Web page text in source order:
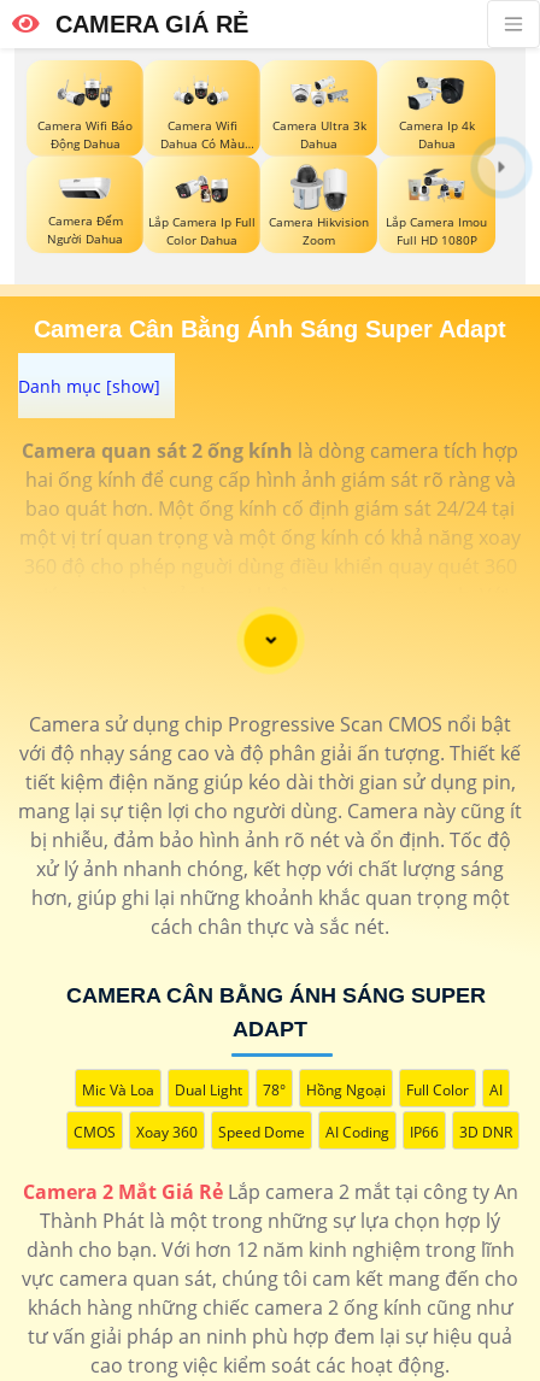
CAMERA GIÁ RẺ
Camera Wifi Báo
Động Dahua
Camera Wifi
Dahua Có Màu
Ban Đêm
Camera Ultra 3k
Dahua
Camera Ip 4k
Dahua
Camera Đếm
Người Dahua
Lắp Camera Ip Full
Color Dahua
Camera Hikvision
Zoom
Lắp Camera Imou
Full HD 1080P
Camera Cân Bằng Ánh Sáng Super Adapt
Camera quan sát 2 ống kính là dòng camera tích hợp
hai ống kính để cung cấp hình ảnh giám sát rõ ràng và
bao quát hơn. Một ống kính cố định giám sát 24/24 tại
một vị trí quan trọng và một ống kính có khả năng xoay
360 độ cho phép nguời dùng điều khiển quay quét 360
camera 2 mắt quan sát này, mọi hoạt động diễn ra tại
khu vực giám sát đều không thoát khỏi tầm mắt của
bạn.
Camera sử dụng chip Progressive Scan CMOS nổi bật
với độ nhạy sáng cao và độ phân giải ấn tượng. Thiết kế
tiết kiệm điện năng giúp kéo dài thời gian sử dụng pin,
mang lại sự tiện lợi cho người dùng. Camera này cũng ít
bị nhiễu, đảm bảo hình ảnh rõ nét và ổn định. Tốc độ
xử lý ảnh nhanh chóng, kết hợp với chất lượng sáng
hơn, giúp ghi lại những khoảnh khắc quan trọng một
cách chân thực và sắc nét.
CAMERA CÂN BẰNG ÁNH SÁNG SUPER
ADAPT
Mic Và Loa Dual Light 78° Hồng Ngoại Full Color AI
CMOS Xoay 360 Speed Dome AI Coding IP66 3D DNR
Camera 2 Mắt Giá RẻLắp camera 2 mắt tại công ty An
Thành Phát là một trong những sự lựa chọn hợp lý
dành cho bạn. Với hơn 12 năm kinh nghiệm trong lĩnh
vực camera quan sát, chúng tôi cam kết mang đến cho
khách hàng những chiếc camera 2 ống kính cũng như
tư vấn giải pháp an ninh phù hợp đem lại sự hiệu quả
cao trong việc kiểm soát các hoạt động.